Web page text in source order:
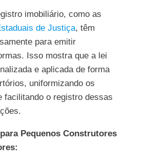
imobiliário, como as
de Justiça, têm
para emitir
Isso mostra que a lei
e aplicada de forma
uniformizando os
facilitando o registro dessas
Pequenos Construtores